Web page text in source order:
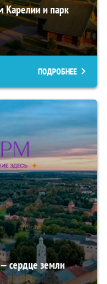
Карелии и парк
ПОДРОБНЕЕ
сердце земли